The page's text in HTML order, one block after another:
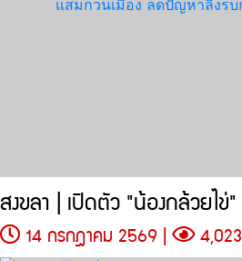
สงขลา | เปิดตัว "น้องกล้วยไข่"
14 กรกฎาคม 2569 | 4,023